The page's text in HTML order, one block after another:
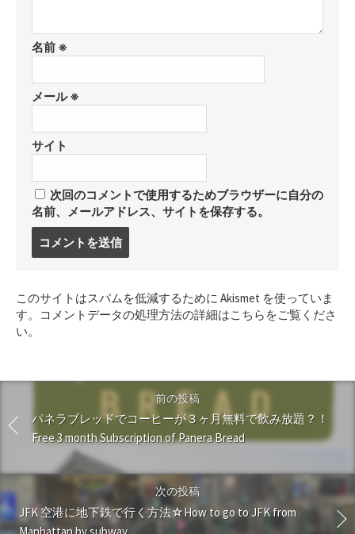
名前 ※
メール※
サイト
次回のコメントで使用するためブラウザーに自分の
名前、メールアドレス、サイトを保存する。
す
る
このサイトはスパムを低減するために Akismet を使っていま
す。
コメントデータの処理方法の詳細はこちらをご覧くださ
い。
前の投稿
パネラブレッドでコーヒーが３ヶ月無料で飲み放題？！
Free 3 month Subscription of Panera Bread
次の投稿
JFK 空港に地下鉄で行く方法☆How to go to JFK from